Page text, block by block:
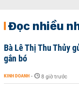
Đọc nhiều
Bà Lê Thị Thu Thủy
gắn bó
KINH DOANH - 8 giờ trước